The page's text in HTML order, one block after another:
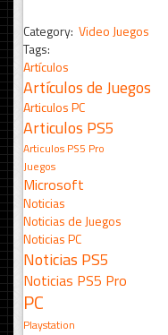
Category: Video Juegos
Tags:
Artículos
Artículos de Juegos
Articulos PC
Articulos PS5
Articulos PS5 Pro
Juegos
Microsoft
Noticias
Noticias de Juegos
Noticias PC
Noticias PS5
Noticias PS5 Pro
PC
Playstation